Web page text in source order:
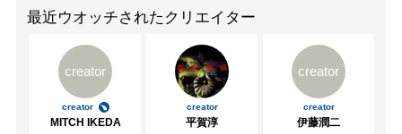
最近ウオッチされたクリエイター
creator
creator
MITCH IKEDA
creator
平賀淳
creator
creator
伊藤潤二